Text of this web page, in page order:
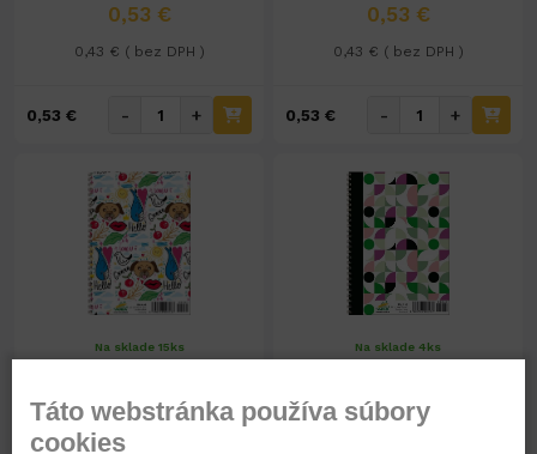
0,53 €
0,43 € ( bez DPH )
0,53 € - +
0,53 €
0,43 € ( bez DPH )
0,53 € - +
Na sklade 15ks Na sklade 4ks
Táto webstránka používa súbory
cookies